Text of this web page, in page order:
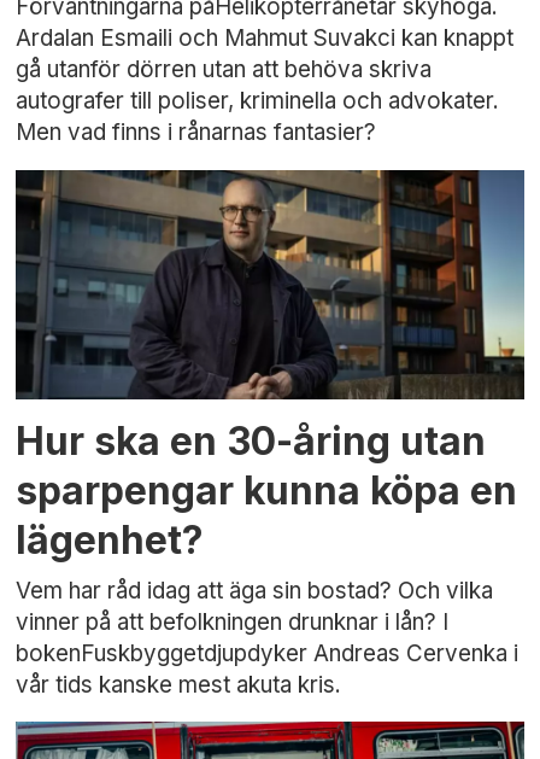
Förväntningarna påHelikopterrånetär skyhöga.
Ardalan Esmaili och Mahmut Suvakci kan knappt
gå utanför dörren utan att behöva skriva
autografer till poliser, kriminella och advokater.
Men vad finns i rånarnas fantasier?
Hur ska en 30-åring utan
sparpengar kunna köpa en
lägenhet?
Vem har råd idag att äga sin bostad? Och vilka
vinner på att befolkningen drunknar i lån? I
bokenFuskbyggetdjupdyker Andreas Cervenka i
vår tids kanske mest akuta kris.